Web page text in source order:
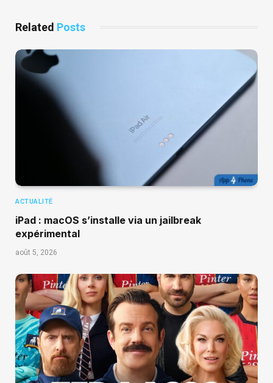
Related Posts
ACTUALITÉ
iPad : macOS s’installe via un jailbreak
expérimental
août 5, 2026